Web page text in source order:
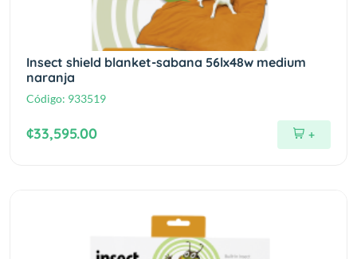
Insect shield blanket-sabana 56lx48w medium
naranja
Código: 933519
¢33,595.00 +